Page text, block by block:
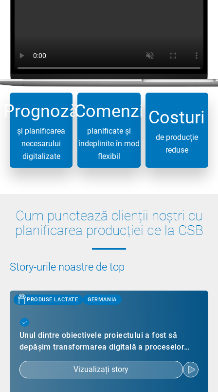
Prognoză
și planificarea
necesarului
digitalizate
Comenzi
planificate și
îndeplinite în mod
flexibil
Costuri
de producție
reduse
Cum punctează clienții noștri cu
planificarea producției de la CSB
Story-urile noastre de top
PRODUSE LACTATE GERMANIA
Unul dintre obiectivele proiectului a fost să
depășim transformarea digitală a proceselor…
Vizualizați story